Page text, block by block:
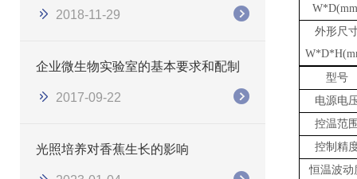
2018-11-29
企业微生物实验室的基本要求和配制
2017-09-22
光照培养对香蕉生长的影响
外形尺
型号
电源电
控温范
控制精
恒温波动